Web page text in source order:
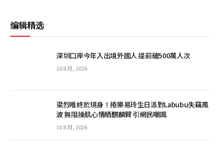
编辑精选
深圳口岸今年入出境外國人 提前破500萬人次
10 8 月, 2026
梁烈唯終於現身！捲樂易玲生日派對Labubu失竊風
波 無阻操肌心情晒麒麟臂 引網民嘲諷
10 8 月, 2026